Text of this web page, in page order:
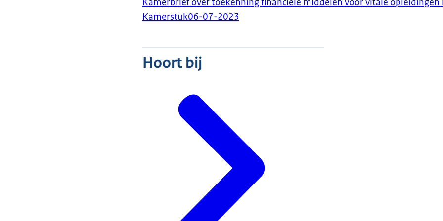
Kamerbrief over toekenning financiële middelen voor vitale
Kamerstuk06-07-2023
Hoort bij